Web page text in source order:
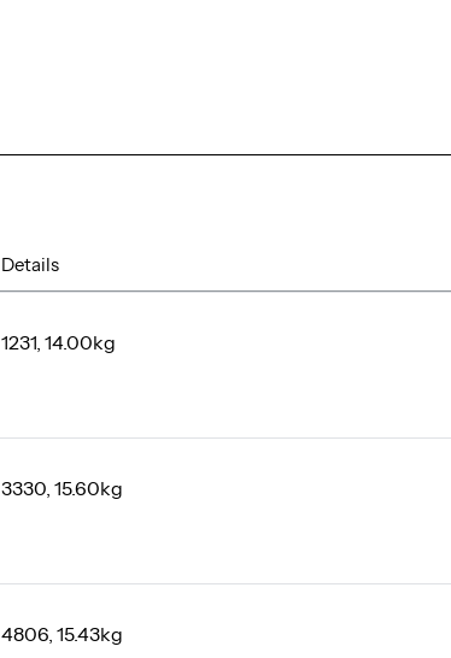
Details
1231, 14.00kg
3330, 15.60kg
4806, 15.43kg